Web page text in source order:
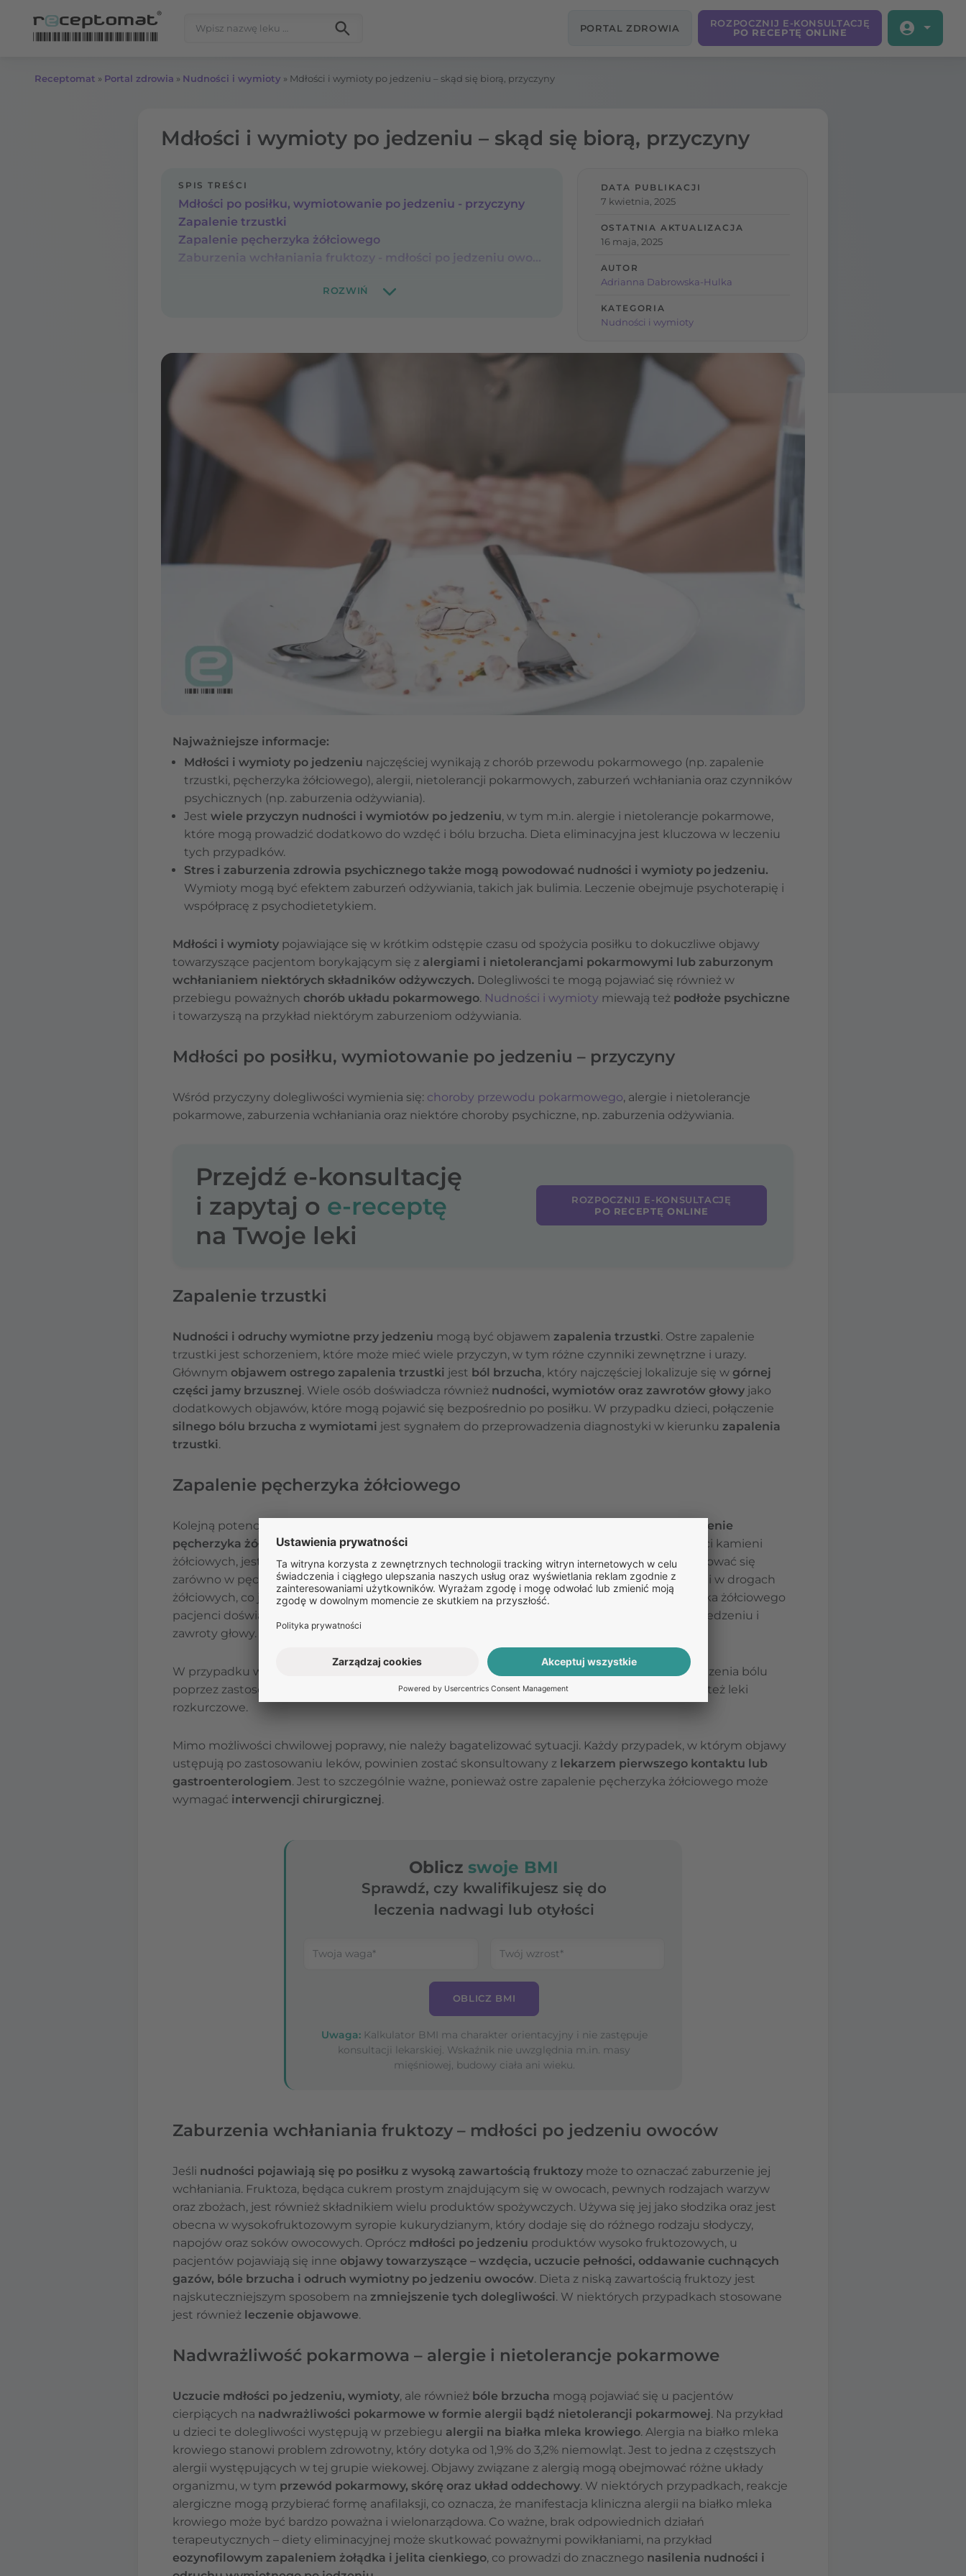
PORTAL ZDROWIA
ROZPOCZNIJ E-KONSULTACJĘ
PO RECEPTĘ ONLINE
Receptomat » Portal zdrowia » Nudności i wymioty » Mdłości i wymioty po jedzeniu – skąd się biorą, przyczyny
Mdłości i wymioty po jedzeniu – skąd się biorą, przyczyny
SPIS TREŚCI
Mdłości po posiłku, wymiotowanie po jedzeniu - przyczyny
Zapalenie trzustki
Zapalenie pęcherzyka żółciowego
DATA PUBLIKACJI
7 kwietnia, 2025
OSTATNIA AKTUALIZACJA
16 maja, 2025
AUTOR
Adrianna Dabrowska-Hulka
KATEGORIA
Nudności i wymioty
Najważniejsze informacje:
Mdłości i wymioty po jedzeniu najczęściej wynikają z chorób przewodu pokarmowego (np. zapalenie
trzustki, pęcherzyka żółciowego), alergii, nietolerancji pokarmowych, zaburzeń wchłaniania oraz czynników
psychicznych (np. zaburzenia odżywiania).
Jest wiele przyczyn nudności i wymiotów po jedzeniu, w tym m.in. alergie i nietolerancje pokarmowe,
które mogą prowadzić dodatkowo do wzdęć i bólu brzucha. Dieta eliminacyjna jest kluczowa w leczeniu
tych przypadków.
Stres i zaburzenia zdrowia psychicznego także mogą powodować nudności i wymioty po jedzeniu.
Wymioty mogą być efektem zaburzeń odżywiania, takich jak bulimia. Leczenie obejmuje psychoterapię i
współpracę z psychodietetykiem.
Mdłości i wymioty pojawiające się w krótkim odstępie czasu od spożycia posiłku to dokuczliwe objawy
towarzyszące pacjentom borykającym się z alergiami i nietolerancjami pokarmowymi lub zaburzonym
wchłanianiem niektórych składników odżywczych. Dolegliwości te mogą pojawiać się również w
przebiegu poważnych chorób układu pokarmowego. Nudności i wymioty miewają też podłoże psychiczne
i towarzyszą na przykład niektórym zaburzeniom odżywiania.
Mdłości po posiłku, wymiotowanie po jedzeniu – przyczyny
Wśród przyczyny dolegliwości wymienia się: choroby przewodu pokarmowego, alergie i nietolerancje
pokarmowe, zaburzenia wchłaniania oraz niektóre choroby psychiczne, np. zaburzenia odżywiania.
Przejdź e-konsultację
i zapytaj o e-receptę
na Twoje leki
ROZPOCZNIJ E-KONSULTACJĘ
PO RECEPTĘ ONLINE
Zapalenie trzustki
Nudności i odruchy wymiotne przy jedzeniu mogą być objawem zapalenia trzustki. Ostre zapalenie
trzustki jest schorzeniem, które może mieć wiele przyczyn, w tym różne czynniki zewnętrzne i urazy.
Głównym objawem ostrego zapalenia trzustki jest ból brzucha, który najczęściej lokalizuje się w górnej
części jamy brzusznej. Wiele osób doświadcza również nudności, wymiotów oraz zawrotów głowy jako
dodatkowych objawów, które mogą pojawić się bezpośrednio po posiłku. W przypadku dzieci, połączenie
silnego bólu brzucha z wymiotami jest sygnałem do przeprowadzenia diagnostyki w kierunku zapalenia
trzustki.
Zapalenie pęcherzyka żółciowego
Kolejną potencjalną przyczyną
zapalenie
pęcherzyka żółciowego. Jednym z problemów zdrowotnych, który może wynikać z obecności kamieni
żółciowych, jest
ostre zapalenie pęcherzyka żółciowego. Kamienie (złogi) żółciowe złogi formować się
zarówno w pęcherzyku żółciowym, co określamy mianem kamicy pęcherzyka żółciowego, jak i w drogach
żółciowych, co jest znane jako kamica przewodowa. W przebiegu ostrego zapalenia pęcherzyka żółciowego
pacjenci doświadczają silnych dolegliwości bólowych, mogą pojawić się wymioty, mdłości po jedzeniu i
zawroty głowy.
W przypadku wystąpienia objawówkolki żółciowej
, istnieje możliwość tymczasowego złagodzenia bólu
poprzez zastosowanie niesteroidowych leków przeciwzapalnych, skuteczne mogą okazać się też leki
rozkurczowe.
Mimo możliwości chwilowej poprawy, nie należy bagatelizować sytuacji. Każdy przypadek, w którym objawy
ustępują po zastosowaniu leków, powinien zostać skonsultowany z lekarzem pierwszego kontaktu lub
gastroenterologiem. Jest to szczególnie ważne, ponieważ ostre zapalenie pęcherzyka żółciowego może
wymagać interwencji chirurgicznej.
Obliczswoje BMI
Sprawdź, czy kwalifikujesz się do
leczenia nadwagi lub otyłości
OBLICZ BMI
Uwaga:Kalkulator BMI ma charakter orientacyjny i nie zastępuje
konsultacji lekarskiej. Wskaźnik nie uwzględnia m.in. masy
mięśniowej, budowy ciała ani wieku.
Zaburzenia wchłaniania fruktozy – mdłości po jedzeniu owoców
Jeśli nudności pojawiają się po posiłku z wysoką zawartością fruktozy może to oznaczać zaburzenie jej
wchłaniania. Fruktoza, będąca cukrem prostym znajdującym się w owocach, pewnych rodzajach warzyw
oraz zbożach, jest również składnikiem wielu produktów spożywczych. Używa się jej jako słodzika oraz jest
obecna w wysokofruktozowym syropie kukurydzianym, który dodaje się do różnego rodzaju słodyczy,
napojów oraz soków owocowych. Oprócz mdłości po jedzeniu produktów wysoko fruktozowych, u
pacjentów pojawiają się inne objawy towarzyszące – wzdęcia, uczucie pełności, oddawanie cuchnących
gazów, bóle brzucha i odruch wymiotny po jedzeniu owoców. Dieta z niską zawartością fruktozy jest
najskuteczniejszym sposobem na zmniejszenie tych dolegliwości. W niektórych przypadkach stosowane
jest również leczenie objawowe.
Nadwrażliwość pokarmowa – alergie i nietolerancje pokarmowe
Uczucie mdłości po jedzeniu, wymioty, ale również bóle brzucha mogą pojawiać się u pacjentów
cierpiących na nadwrażliwości pokarmowe w formie alergii bądź nietolerancji pokarmowej. Na przykład
u dzieci te dolegliwości występują w przebiegu alergii na białka mleka krowiego. Alergia na białko mleka
krowiego stanowi problem zdrowotny, który dotyka od 1,9% do 3,2% niemowląt. Jest to jedna z częstszych
alergii występujących w tej grupie wiekowej. Objawy związane z alergią mogą obejmować różne układy
organizmu, w tym przewód pokarmowy, skórę oraz układ oddechowy. W niektórych przypadkach, reakcje
alergiczne mogą przybierać formę anafilaksji, co oznacza, że manifestacja kliniczna alergii na białko mleka
krowiego może być bardzo poważna i wielonarządowa. Co ważne, brak odpowiednich działań
terapeutycznych – diety eliminacyjnej może skutkować poważnymi powikłaniami, na przykład
eozynofilowym zapaleniem żołądka i jelita cienkiego, co prowadzi do znacznego nasilenia nudności i